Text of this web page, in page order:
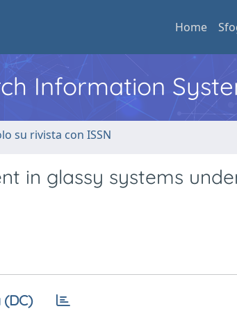
Home
Information
su rivista con ISSN
in glassy systems